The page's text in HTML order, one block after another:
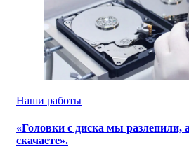
Наши работы
«Головки с диска мы
скачаете».